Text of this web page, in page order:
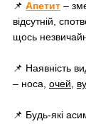
📌 Апетит –
відсутній,
щось
📌 Наявність
– носа, очей,
📌 Будь-які